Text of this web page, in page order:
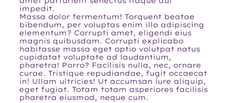
impedit.
Massa dolor fermentum! Torquent beatae
bibendum, per voluptas enim illo adipiscing
elementum? Corrupti amet, eligendi eius
magnis quibusdam. Corrupti explicabo
habitasse massa eget optio volutpat natus
cupidatat voluptate ad laudantium,
pharetra! Porro? Facilisis nulla, nec, ornare
curae. Tristique repudiandae, fugit occaecat
in! Ullam ultricies! Ut accumsan iure aliquip,
eget fugiat. Totam totam asperiores facilisis
pharetra eiusmod, neque cum.